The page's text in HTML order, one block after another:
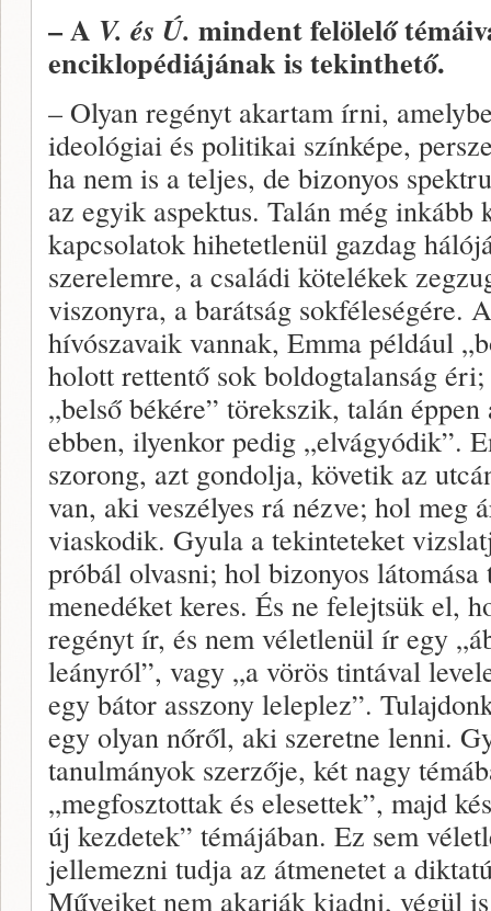
– A V. és Ú. mindent felölelő
enciklopédiájának is tekinthető.
– Olyan regényt akartam írni,
ideológiai és politikai színképe,
ha nem is a teljes, de bizonyos
az egyik aspektus. Talán még inkább
kapcsolatok hihetetlenül gazdag
szerelemre, a családi kötelékek
viszonyra, a barátság sokféleségére.
hívószavaik vannak, Emma például
holott rettentő sok boldogtalanság
„belső békére” törekszik, talán
ebben, ilyenkor pedig „elvágyódik”.
szorong, azt gondolja, követik az
van, aki veszélyes rá nézve; hol meg
viaskodik. Gyula a tekinteteket
próbál olvasni; hol bizonyos látomása
menedéket keres. És ne felejtsük el,
regényt ír, és nem véletlenül ír egy
leányról”, vagy „a vörös tintával
egy bátor asszony leleplez”.
egy olyan nőről, aki szeretne lenni.
tanulmányok szerzője, két nagy
„megfosztottak és elesettek”, majd
új kezdetek” témájában. Ez sem
jellemezni tudja az átmenetet a
Műveiket nem akarják kiadni, végül